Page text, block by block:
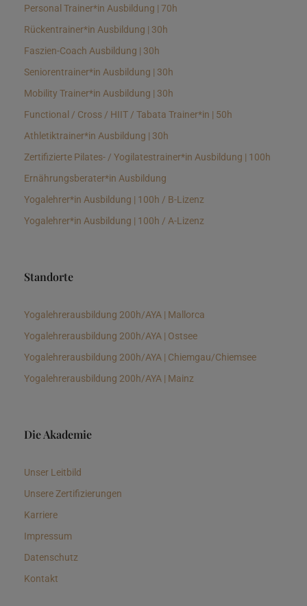
Personal Trainer*in Ausbildung | 70h
Rückentrainer*in Ausbildung | 30h
Faszien-Coach Ausbildung | 30h
Seniorentrainer*in Ausbildung | 30h
Mobility Trainer*in Ausbildung | 30h
Functional / Cross / HIIT / Tabata Trainer*in | 50h
Athletiktrainer*in Ausbildung | 30h
Zertifizierte Pilates- / Yogilatestrainer*in Ausbildung | 100h
Ernährungsberater*in Ausbildung
Yogalehrer*in Ausbildung | 100h / B-Lizenz
Yogalehrer*in Ausbildung | 100h / A-Lizenz
Standorte
Yogalehrerausbildung 200h/AYA | Mallorca
Yogalehrerausbildung 200h/AYA | Ostsee
Yogalehrerausbildung 200h/AYA | Chiemgau/Chiemsee
Yogalehrerausbildung 200h/AYA | Mainz
Die Akademie
Unser Leitbild
Unsere Zertifizierungen
Karriere
Impressum
Datenschutz
Kontakt